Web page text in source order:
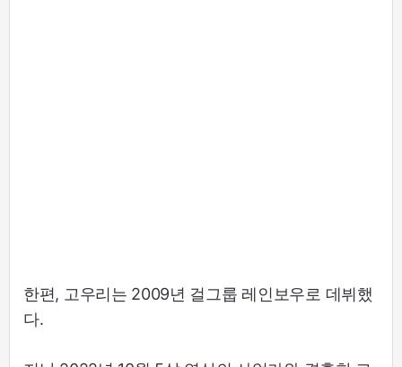
한편, 고우리는 2009년 걸그룹 레인보우로 데뷔했
다.